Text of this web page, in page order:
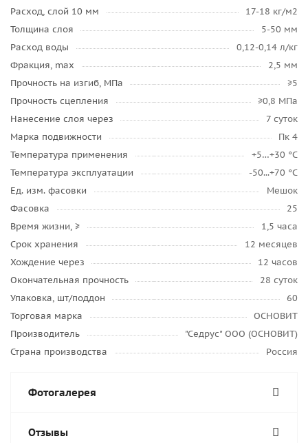
Расход, слой 10 мм
17-18 кг/м2
Толщина слоя
5-50 мм
Расход воды
0,12-0,14 л/кг
Фракция, max
2,5 мм
Прочность на изгиб, МПа
≥5
Прочность сцепления
≥0,8 МПа
Нанесение слоя через
7 суток
Марка подвижности
Пк 4
Температура применения
+5…+30 °C
Температура эксплуатации
-50...+70 °C
Ед. изм. фасовки
Мешок
Фасовка
25
Время жизни, ≥
1,5 часа
Срок хранения
12 месяцев
Хождение через
12 часов
Окончательная прочность
28 суток
Упаковка, шт/поддон
60
Торговая марка
ОСНОВИТ
Производитель
"Седрус" ООО (ОСНОВИТ)
Страна производства
Россия
Фотогалерея
Отзывы